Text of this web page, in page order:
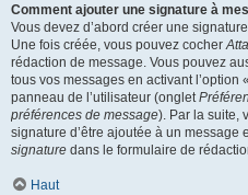
Comment ajouter une signature à
Vous devez d’abord créer une
Une fois créée, vous pouvez cocher
rédaction de message. Vous pouvez
tous vos messages en activant l’option
panneau de l’utilisateur (onglet
préférences de message). Par la suite,
signature d’être ajoutée à un message
signature dans le formulaire de
Haut